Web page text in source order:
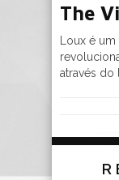
The
Loux é um
através do